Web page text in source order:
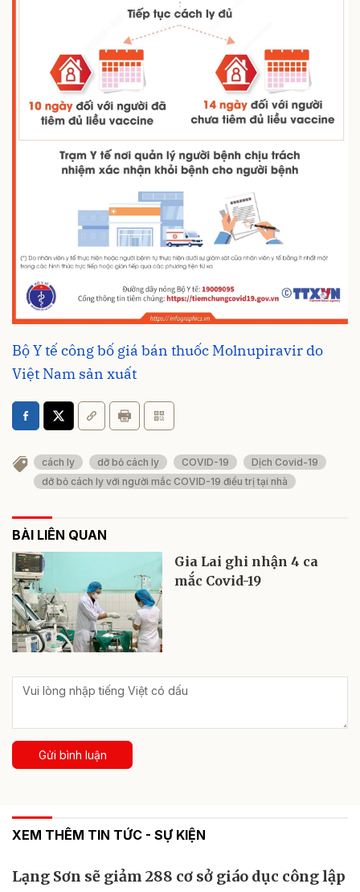
Bộ Y tế công bố giá bán thuốc Molnupiravir do
Việt Nam sản xuất
cách ly dỡ bỏ cách ly COVID-19
Dịch Covid-19
dỡ bỏ cách ly với người mắc COVID-19 điều trị tại nhà
BÀI LIÊN QUAN
Gia Lai ghi nhận 4 ca
mắc Covid-19
Gửi bình luận
XEM THÊM TIN TỨC - SỰ KIỆN
Lạng Sơn sẽ giảm 288 cơ sở giáo dục công lập